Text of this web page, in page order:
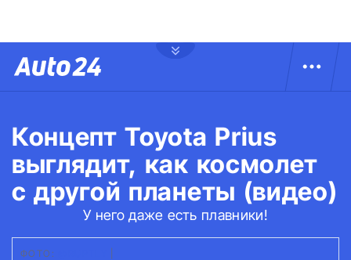
Концепт Toyota Prius
выглядит, как космолет
с другой планеты (видео)
У него даже есть плавники!
ФОТО: